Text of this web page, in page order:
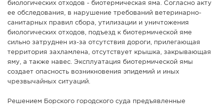
биологических отходов - биотермическая яма. Согласно акту
ее обследования, в нарушение требований ветеринарно-
санитарных правил сбора, утилизации и уничтожения
биологических отходов, подъезд к биотермической яме
сильно затруднен из-за отсутствия дороги, прилегающая
территория захламлена, отсутствует крышка, закрывающая
яму, а также навес. Эксплуатация биотермической ямы
создает опасность возникновения эпидемий и иных
чрезвычайных ситуаций.
Решением Борского городского суда предъявленные